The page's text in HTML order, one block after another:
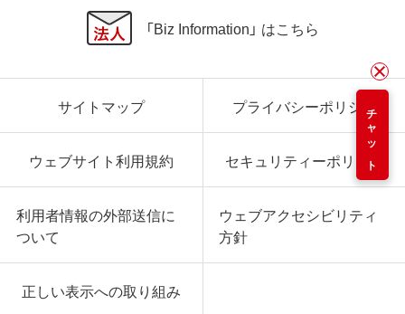
チャット
「Biz Information」 はこちら
サイトマップ プライバシーポリシー
ウェブサイト利用規約 セキュリティーポリシー
利用者情報の外部送信に
ついて
ウェブアクセシビリティ
方針
正しい表示への取り組み